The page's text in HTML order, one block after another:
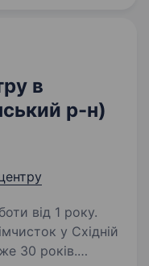
в
р-н)
від 1 року.
у Східній
30 років.